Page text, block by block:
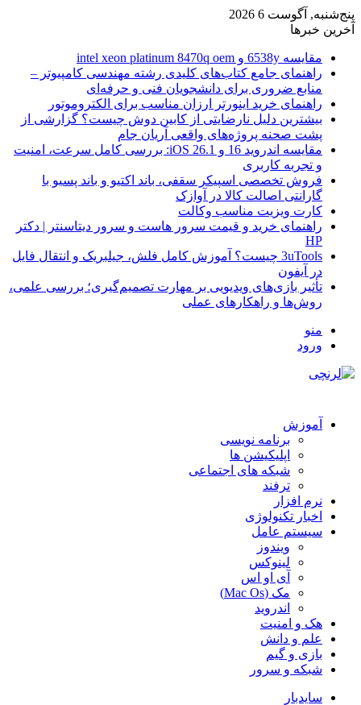
پنج‌شنبه, آگوست 6 2026
آخرین خبرها
مقایسه 6538y و intel xeon platinum 8470q oem
راهنمای جامع کتاب‌های کلیدی رشته مهندسی کامپیوتر –
منابع ضروری برای دانشجویان فنی و حرفه‌ای
راهنمای خرید اینورتر ارزان مناسب برای الکتروموتور
بیشترین دلیل نارضایتی از کابین دوش چیست؟ گزارشی از
پشت صحنه پروژه‌های واقعی آریان جام
مقایسه اندروید 16 و iOS 26.1: بررسی کامل سرعت، امنیت
و تجربه کاربری
فروش تخصصی اسپیکر سقفی، باند اکتیو و باند پسیو با
گارانتی اصالت کالا در آوازک
کارت ویزیت مناسب وکالت
راهنمای خرید و قیمت سرور هاست و سرور دیتاسنتر | دکتر
HP
3uTools چیست؟ آموزش کامل فلش، جیلبریک و انتقال فایل
در آیفون
تأثیر بازی‌های ویدیویی بر مهارت تصمیم‌گیری؛ بررسی علمی،
روش‌ها و راهکارهای عملی
منو
ورود
آموزش
برنامه نویسی
اپلیکیشن ها
شبکه های اجتماعی
ترفند
نرم افزار
اخبار تکنولوژی
سیستم عامل
ویندوز
لینوکس
آی او اس
مک (Mac Os)
اندروید
هک و امنیت
علم و دانش
بازی و گیم
شبکه و سرور
سایدبار